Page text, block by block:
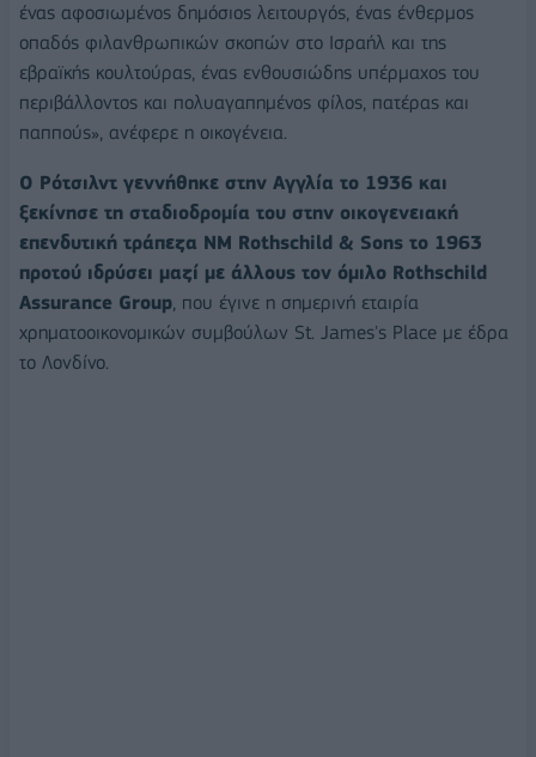
ένας αφοσιωμένος δημόσιος λειτουργός, ένας ένθερμος
οπαδός φιλανθρωπικών σκοπών στο Ισραήλ και της
εβραϊκής κουλτούρας, ένας ενθουσιώδης υπέρμαχος του
περιβάλλοντος και πολυαγαπημένος φίλος, πατέρας και
παππούς», ανέφερε η οικογένεια.
Ο Ρότσιλντ γεννήθηκε στην Αγγλία το 1936 και
ξεκίνησε τη σταδιοδρομία του στην οικογενειακή
επενδυτική τράπεζα NM Rothschild & Sons το 1963
προτού ιδρύσει μαζί με άλλους τον όμιλο Rothschild
Assurance Group, που έγινε η σημερινή εταιρία
χρηματοοικονομικών συμβούλων St. James's Place με έδρα
το Λονδίνο.